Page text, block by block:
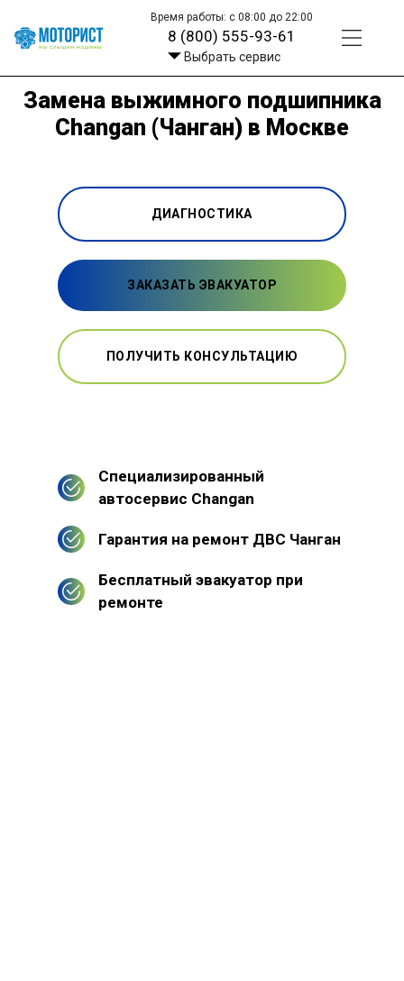
Время работы: с 08:00 до 22:00
8 (800) 555-93-61
Выбрать сервис
Замена выжимного подшипника
Changan (Чанган) в Москве
ДИАГНОСТИКА
ЗАКАЗАТЬ ЭВАКУАТОР
ПОЛУЧИТЬ КОНСУЛЬТАЦИЮ
Специализированный
автосервис Changan
Гарантия на ремонт ДВС Чанган
Бесплатный эвакуатор при
ремонте